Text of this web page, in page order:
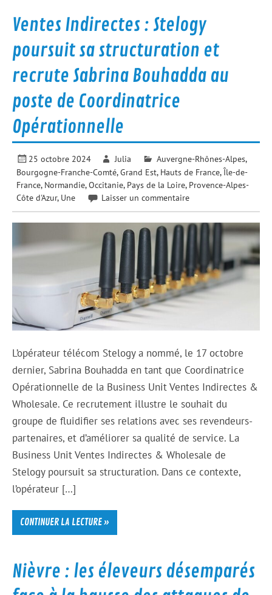
Ventes Indirectes : Stelogy
poursuit sa structuration et
recrute Sabrina Bouhadda au
poste de Coordinatrice
Opérationnelle
25 octobre 2024 Julia Auvergne-Rhônes-Alpes,
Bourgogne-Franche-Comté,Grand Est, Hauts de France,Île-de-
France, Normandie,Occitanie, Pays de la Loire, Provence-Alpes-
Côte d'Azur, Une Laisser un commentaire
L’opérateur télécom Stelogy a nommé, le 17 octobre
dernier, Sabrina Bouhadda en tant que Coordinatrice
Opérationnelle de la Business Unit Ventes Indirectes &
Wholesale. Ce recrutement illustre le souhait du
groupe de fluidifier ses relations avec ses revendeurs-
partenaires, et d’améliorer sa qualité de service. La
Business Unit Ventes Indirectes & Wholesale de
Stelogy poursuit sa structuration. Dans ce contexte,
l’opérateur […]
CONTINUER LA LECTURE »
Nièvre : les éleveurs désemparés